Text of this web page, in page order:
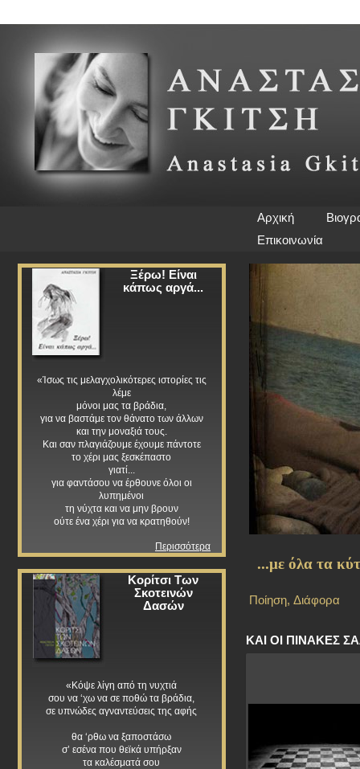
Αρχική
Επικοινωνία
Ξέρω! Είναι
κάπως αργά...
«Ίσως τις μελαγχολικότερες ιστορίες τις
λέμε
μόνοι μας τα βράδια,
για να βαστάμε τον θάνατο των άλλων
και την μοναξιά τους.
Και σαν πλαγιάζουμε έχουμε πάντοτε
το χέρι μας ξεσκέπαστο
γιατί...
για φαντάσου να έρθουνε όλοι οι
λυπημένοι
τη νύχτα και να μην βρουν
ούτε ένα χέρι για να κρατηθούν!
Περισσότερα
Κορίτσι Των
Σκοτεινών
Δασών
«Κόψε λίγη από τη νυχτιά
σου να ‘χω να σε ποθώ τα βράδια,
σε υπνώδες αγναντεύσεις της αφής
θα ‘ρθω να ξαποστάσω
σ’ εσένα που θεϊκά υπήρξαν
τα καλέσματά σου
...με όλα τα
Ποίηση, Διάφορα
ΚΑΙ ΟΙ ΠΙΝΑΚΕΣ